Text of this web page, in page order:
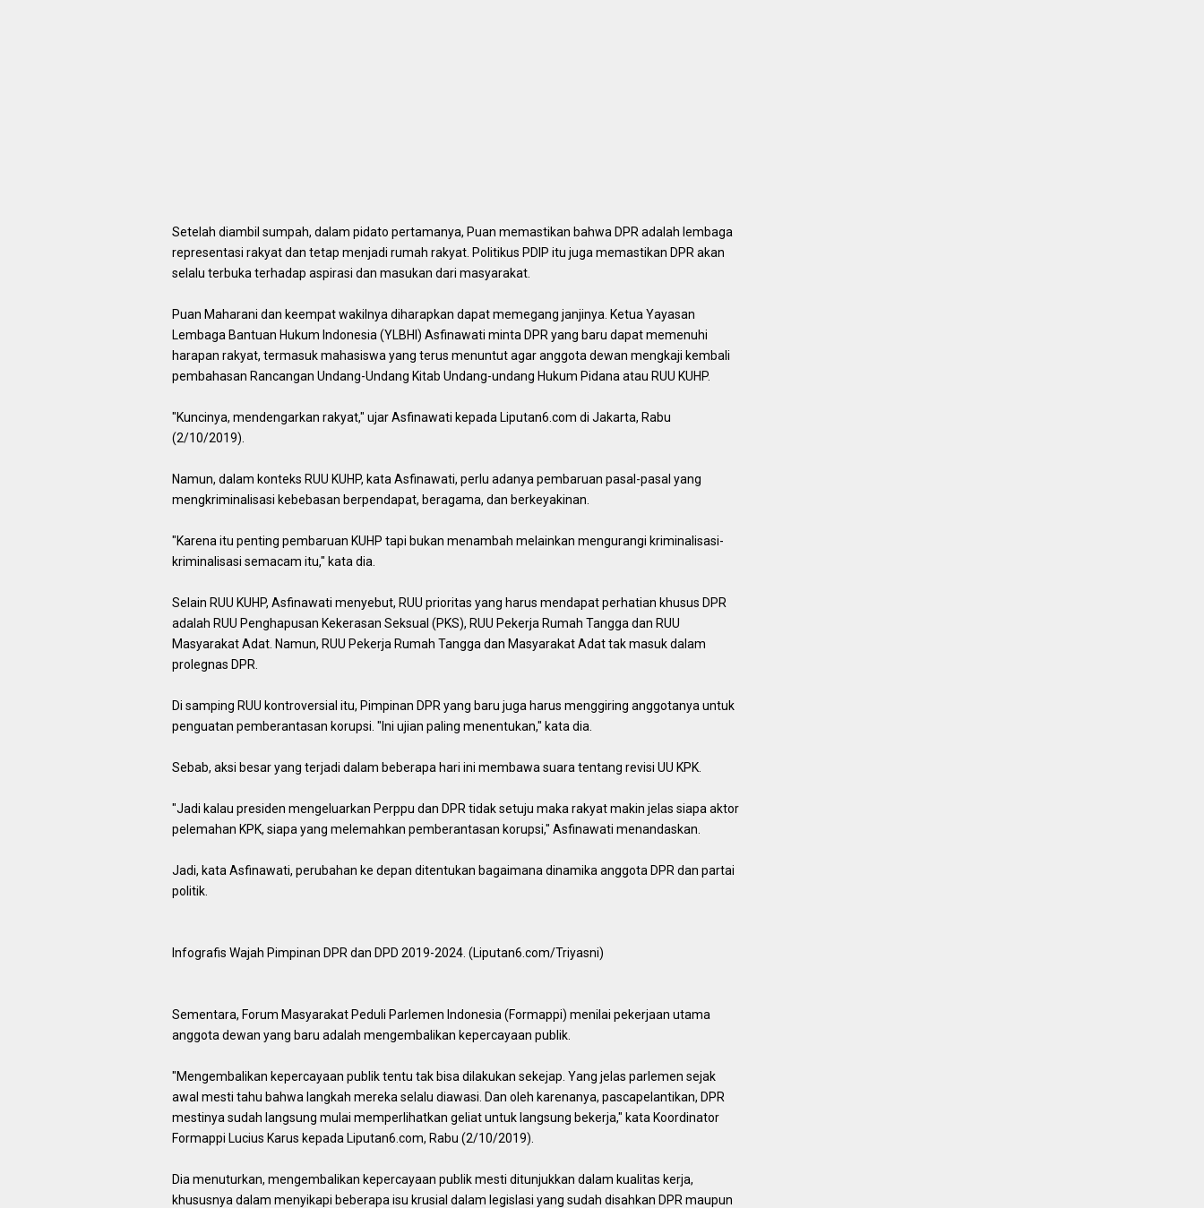
Setelah diambil sumpah, dalam pidato pertamanya, Puan memastikan bahwa DPR adalah lembaga
representasi rakyat dan tetap menjadi rumah rakyat. Politikus PDIP itu juga memastikan DPR akan
selalu terbuka terhadap aspirasi dan masukan dari masyarakat.
Puan Maharani dan keempat wakilnya diharapkan dapat memegang janjinya. Ketua Yayasan
Lembaga Bantuan Hukum Indonesia (YLBHI) Asfinawati minta DPR yang baru dapat memenuhi
harapan rakyat, termasuk mahasiswa yang terus menuntut agar anggota dewan mengkaji kembali
pembahasan Rancangan Undang-Undang Kitab Undang-undang Hukum Pidana atau RUU KUHP.
"Kuncinya, mendengarkan rakyat," ujar Asfinawati kepada Liputan6.com di Jakarta, Rabu
(2/10/2019).
Namun, dalam konteks RUU KUHP, kata Asfinawati, perlu adanya pembaruan pasal-pasal yang
mengkriminalisasi kebebasan berpendapat, beragama, dan berkeyakinan.
"Karena itu penting pembaruan KUHP tapi bukan menambah melainkan mengurangi kriminalisasi-
kriminalisasi semacam itu," kata dia.
Selain RUU KUHP, Asfinawati menyebut, RUU prioritas yang harus mendapat perhatian khusus DPR
adalah RUU Penghapusan Kekerasan Seksual (PKS), RUU Pekerja Rumah Tangga dan RUU
Masyarakat Adat. Namun, RUU Pekerja Rumah Tangga dan Masyarakat Adat tak masuk dalam
prolegnas DPR.
Di samping RUU kontroversial itu, Pimpinan DPR yang baru juga harus menggiring anggotanya untuk
penguatan pemberantasan korupsi. "Ini ujian paling menentukan," kata dia.
Sebab, aksi besar yang terjadi dalam beberapa hari ini membawa suara tentang revisi UU KPK.
"Jadi kalau presiden mengeluarkan Perppu dan DPR tidak setuju maka rakyat makin jelas siapa aktor
pelemahan KPK, siapa yang melemahkan pemberantasan korupsi," Asfinawati menandaskan.
Jadi, kata Asfinawati, perubahan ke depan ditentukan bagaimana dinamika anggota DPR dan partai
politik.
Infografis Wajah Pimpinan DPR dan DPD 2019-2024. (Liputan6.com/Triyasni)
Sementara, Forum Masyarakat Peduli Parlemen Indonesia (Formappi) menilai pekerjaan utama
anggota dewan yang baru adalah mengembalikan kepercayaan publik.
"Mengembalikan kepercayaan publik tentu tak bisa dilakukan sekejap. Yang jelas parlemen sejak
awal mesti tahu bahwa langkah mereka selalu diawasi. Dan oleh karenanya, pascapelantikan, DPR
mestinya sudah langsung mulai memperlihatkan geliat untuk langsung bekerja," kata Koordinator
Formappi Lucius Karus kepada Liputan6.com, Rabu (2/10/2019).
Dia menuturkan, mengembalikan kepercayaan publik mesti ditunjukkan dalam kualitas kerja,
khususnya dalam menyikapi beberapa isu krusial dalam legislasi yang sudah disahkan DPR maupun